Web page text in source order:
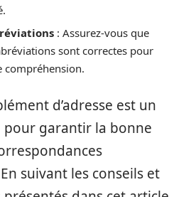
: Assurez-vous que
sont correctes pour
compréhension.
d’adresse est un
pour garantir la bonne
suivant les conseils et